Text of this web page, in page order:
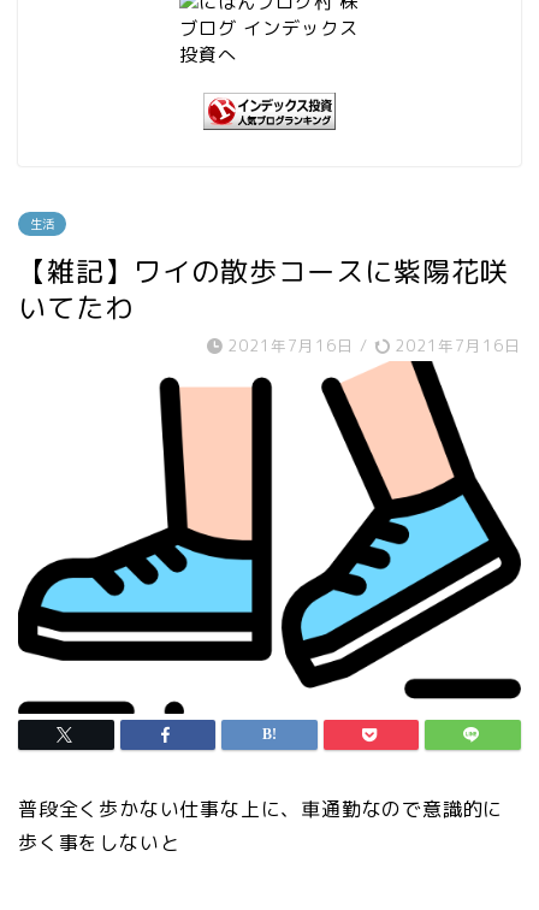
生活
【雑記】ワイの散歩コースに紫陽花咲
いてたわ
2021年7月16日 / 2021年7月16日
普段全く歩かない仕事な上に、車通勤なので意識的に
歩く事をしないと